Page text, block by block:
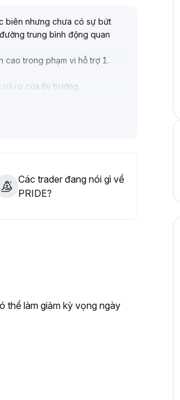
biên nhưng chưa có sự bứt
trung bình động quan
cao trong phạm vi hỗ trợ 1 .
ro của thị trường
PRIDE có thể sẽ vượt
cảnh giác với rủi ro đảo
Các trader đang nói gì về
PRIDE?
thể làm giảm kỳ vọng ngày